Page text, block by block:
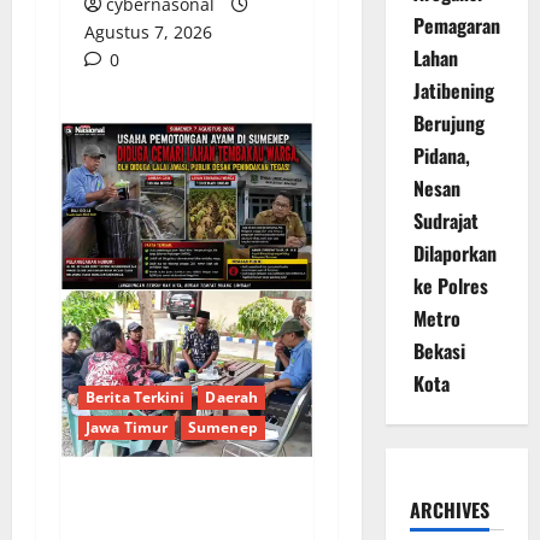
Agustus 7, 2026
0
Berita Terkini
Daerah
Jawa Timur
Sumenep
Pemagaran
Lahan
Jatibening
Berujung
Pidana,
Nesan
Sudrajat
Dilaporkan
ke Polres
Metro
Bekasi
Kota
ARCHIVES